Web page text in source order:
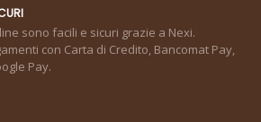
sono facili e sicuri grazie a Nexi.
con Carta di Credito, Bancomat Pay,
Pay.